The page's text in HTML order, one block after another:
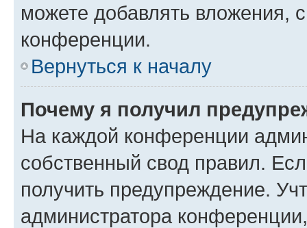
можете добавлять вложения,
конференции.
Вернуться к началу
Почему я получил
На каждой конференции
собственный свод правил.
получить предупреждение.
администратора